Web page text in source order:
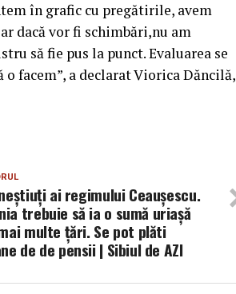
în grafic cu pregătirile, avem
dacă vor fi schimbări,nu am
să fie pus la punct. Evaluarea se
facem”, a declarat Viorica Dăncilă,
ai regimului Ceaușescu.
trebuie să ia o sumă uriașă
multe țări. Se pot plăti
de de pensii | Sibiul de AZI